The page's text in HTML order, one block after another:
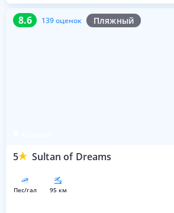
8.6 139 оценок Пляжный
5 Sultan of Dreams
8.6 139 оценок
пес/гал 95 км